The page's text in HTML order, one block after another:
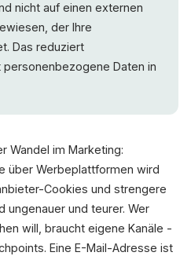
nicht auf einen externen
der Ihre
Das reduziert
personenbezogene Daten in
Wandel im Marketing:
über Werbeplattformen wird
Cookies und strengere
ungenauer und teurer. Wer
will, braucht eigene Kanäle -
Eine E-Mail-Adresse ist